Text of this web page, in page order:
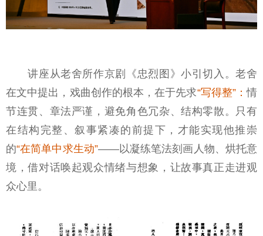
讲座从老舍所作京剧《忠烈图》小引切入。老舍
在文中提出，戏曲创作的根本，在于先求“写得整”：情
节连贯、章法严谨，避免角色冗杂、结构零散。只有
在结构完整、叙事紧凑的前提下，才能实现他推崇
的“在简单中求生动”——以凝练笔法刻画人物、烘托意
境，借对话唤起观众情绪与想象，让故事真正走进观
众心里。